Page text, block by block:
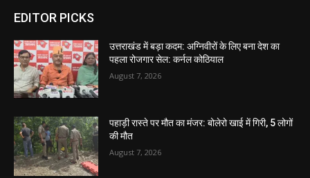
EDITOR PICKS
उत्तराखंड में बड़ा कदम: अग्निवीरों के लिए बना देश का
पहला रोजगार सेल: कर्नल कोठियाल
August 7, 2026
पहाड़ी रास्ते पर मौत का मंजर: बोलेरो खाई में गिरी, 5 लोगों
की मौत
August 7, 2026